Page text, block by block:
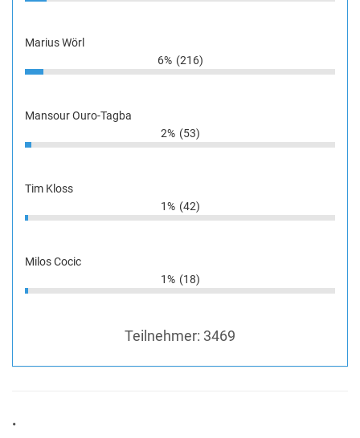
Marius Wörl
6% (216)
Mansour Ouro-Tagba
2% (53)
Tim Kloss
1% (42)
Milos Cocic
1% (18)
Teilnehmer: 3469
•